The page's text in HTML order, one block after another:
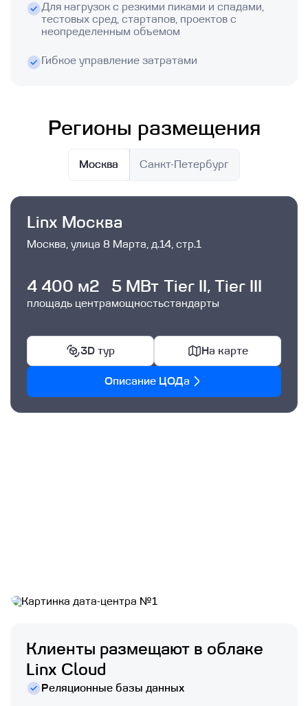
Для нагрузок с резкими пиками и спадами,
тестовых сред, стартапов, проектов с
неопределенным объемом
Гибкое управление затратами
Регионы размещения
Москва Санкт-Петербург
Linx Москва
Москва, улица 8 Марта, д.14, стр.1
4 400 м2
площадь центра
5 МВт
мощность
Tier II, Tier III
стандарты
3D тур На карте
Описание ЦОДа
Клиенты размещают в облаке
Linx Cloud
Реляционные базы данных